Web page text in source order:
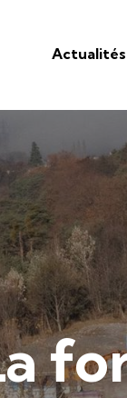
Actualités